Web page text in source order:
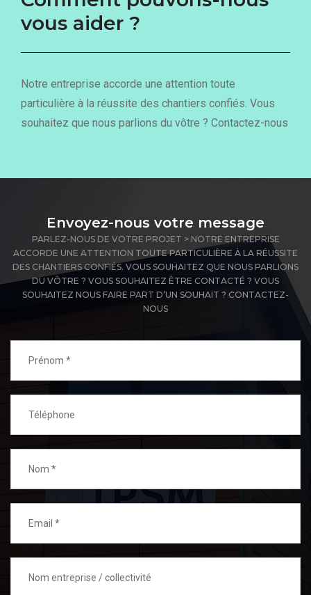
vous aider ?
Notre entreprise accorde une attention toute
particulière à la réussite des chantiers confiés. Vous
souhaitez que nous parlions du vôtre ? Contactez-nous
Envoyez-nous votre message
PARLEZ-NOUS DE VOTRE PROJET > NOTRE ENTREPRISE
ACCORDE UNE ATTENTION TOUTE PARTICULIÈRE À LA RÉUSSITE
DES CHANTIERS CONFIÉS. VOUS SOUHAITEZ QUE NOUS PARLIONS
DU VÔTRE ? VOUS SOUHAITEZ ÊTRE CONTACTÉ ? VOUS
SOUHAITEZ NOUS FAIRE PART D’UN SOUHAIT ? CONTACTEZ-
NOUS